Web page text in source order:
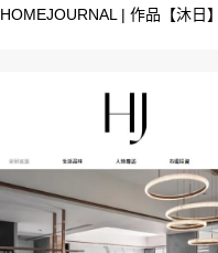
HOMEJOURNAL | 作品【沐日